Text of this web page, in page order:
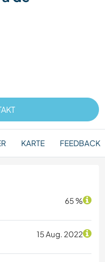
KARTE FEEDBACK
65 %
15 Aug. 2022